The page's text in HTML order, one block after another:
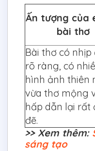
Ấn tượng của
bài thơ
Bài thơ có nhịp
rõ ràng, có
hình ảnh thiên
vừa thơ mộng
hấp dẫn lại rất
đẽ.
>> Xem thêm:
sáng tạo